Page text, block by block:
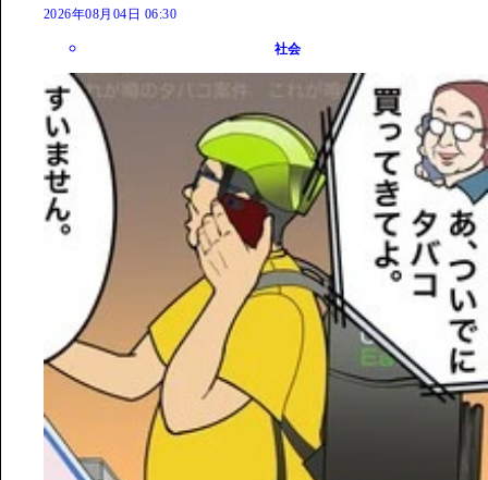
2026年08月04日 06:30
社会